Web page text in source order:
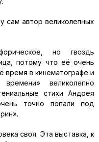
сам автор великолепных
но гвоздь
потому что её очень
время в кинематографе и
великолепно
стихи Андрея
точно попали под
своя. Эта выставка, к